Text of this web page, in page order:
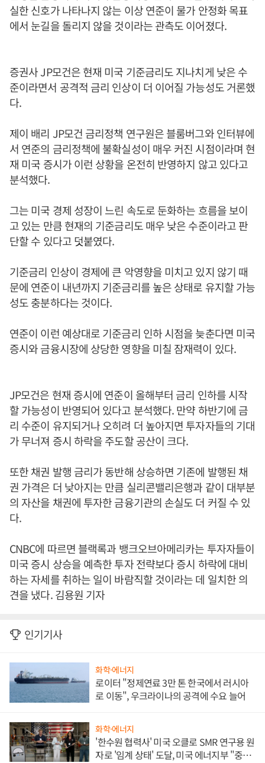
실한 신호가 나타나지 않는 이상 연준이 물가 안정화 목표
에서 눈길을 돌리지 않을 것이라는 관측도 이어졌다.
증권사 JP모건은 현재 미국 기준금리도 지나치게 낮은 수
준이라면서 공격적 금리 인상이 더 이어질 가능성도 거론했
다.
제이 배리 JP모건 금리정책 연구원은 블룸버그와 인터뷰에
서 연준의 금리정책에 불확실성이 매우 커진 시점이라며 현
재 미국 증시가 이런 상황을 온전히 반영하지 않고 있다고
분석했다.
그는 미국 경제 성장이 느린 속도로 둔화하는 흐름을 보이
고 있는 만큼 현재의 기준금리도 매우 낮은 수준이라고 판
단할 수 있다고 덧붙였다.
기준금리 인상이 경제에 큰 악영향을 미치고 있지 않기 때
문에 연준이 내년까지 기준금리를 높은 상태로 유지할 가능
성도 충분하다는 것이다.
연준이 이런 예상대로 기준금리 인하 시점을 늦춘다면 미국
증시와 금융시장에 상당한 영향을 미칠 잠재력이 있다.
JP모건은 현재 증시에 연준이 올해부터 금리 인하를 시작
할 가능성이 반영되어 있다고 분석했다. 만약 하반기에 금
리 수준이 유지되거나 오히려 더 높아지면 투자자들의 기대
가 무너져 증시 하락을 주도할 공산이 크다.
또한 채권 발행 금리가 동반해 상승하면 기존에 발행된 채
권 가격은 더 낮아지는 만큼 실리콘밸리은행과 같이 대부분
의 자산을 채권에 투자한 금융기관의 손실도 더 커질 수 있
다.
CNBC에 따르면 블랙록과 뱅크오브아메리카는 투자자들이
미국 증시 상승을 예측한 투자 전략보다 증시 하락에 대비
하는 자세를 취하는 일이 바람직할 것이라는 데 일치한 의
견을 냈다. 김용원 기자
인기기사
화학·에너지
로이터 "정제연료 3만 톤 한국에서 러시아
로 이동", 우크라이나의 공격에 수요 늘어
화학·에너지
'한수원 협력사' 미국 오클로 SMR 연구용 원
자로 '임계 상태' 도달, 미국 에너지부 "중요